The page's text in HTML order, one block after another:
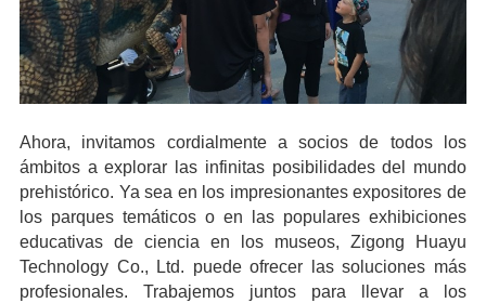
Ahora, invitamos cordialmente a socios de todos los
ámbitos a explorar las infinitas posibilidades del mundo
prehistórico. Ya sea en los impresionantes expositores de
los parques temáticos o en las populares exhibiciones
educativas de ciencia en los museos, Zigong Huayu
Technology Co., Ltd. puede ofrecer las soluciones más
profesionales. Trabajemos juntos para llevar a los